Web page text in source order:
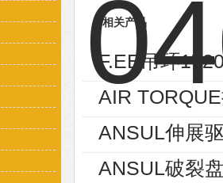
相关产品
F.EE吊环
AIR
ANSUL伸展
ANSUL破裂